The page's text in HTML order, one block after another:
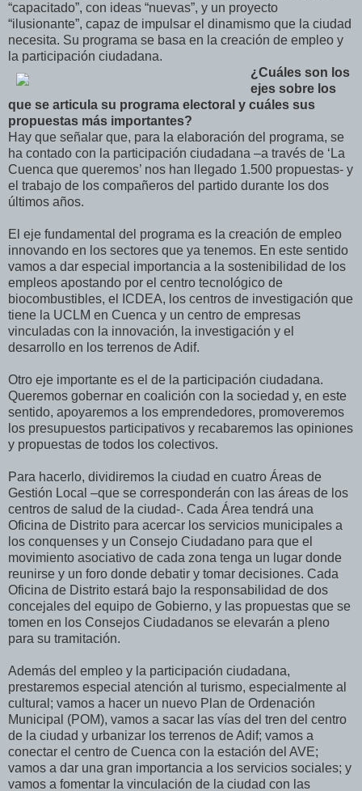
“capacitado”, con ideas “nuevas”, y un proyecto
“ilusionante”, capaz de impulsar el dinamismo que la ciudad
necesita. Su programa se basa en la creación de empleo y
la participación ciudadana.
¿Cuáles son los
ejes sobre los
que se articula su programa electoral y cuáles sus
propuestas más importantes?
Hay que señalar que, para la elaboración del programa, se
ha contado con la participación ciudadana –a través de ‘La
Cuenca que queremos’ nos han llegado 1.500 propuestas- y
el trabajo de los compañeros del partido durante los dos
últimos años.
El eje fundamental del programa es la creación de empleo
innovando en los sectores que ya tenemos. En este sentido
vamos a dar especial importancia a la sostenibilidad de los
empleos apostando por el centro tecnológico de
biocombustibles, el ICDEA, los centros de investigación que
tiene la UCLM en Cuenca y un centro de empresas
vinculadas con la innovación, la investigación y el
desarrollo en los terrenos de Adif.
Otro eje importante es el de la participación ciudadana.
Queremos gobernar en coalición con la sociedad y, en este
sentido, apoyaremos a los emprendedores, promoveremos
los presupuestos participativos y recabaremos las opiniones
y propuestas de todos los colectivos.
Para hacerlo, dividiremos la ciudad en cuatro Áreas de
Gestión Local –que se corresponderán con las áreas de los
centros de salud de la ciudad-. Cada Área tendrá una
Oficina de Distrito para acercar los servicios municipales a
los conquenses y un Consejo Ciudadano para que el
movimiento asociativo de cada zona tenga un lugar donde
reunirse y un foro donde debatir y tomar decisiones. Cada
Oficina de Distrito estará bajo la responsabilidad de dos
concejales del equipo de Gobierno, y las propuestas que se
tomen en los Consejos Ciudadanos se elevarán a pleno
para su tramitación.
Además del empleo y la participación ciudadana,
prestaremos especial atención al turismo, especialmente al
cultural; vamos a hacer un nuevo Plan de Ordenación
Municipal (POM), vamos a sacar las vías del tren del centro
de la ciudad y urbanizar los terrenos de Adif; vamos a
conectar el centro de Cuenca con la estación del AVE;
vamos a dar una gran importancia a los servicios sociales; y
vamos a fomentar la vinculación de la ciudad con las